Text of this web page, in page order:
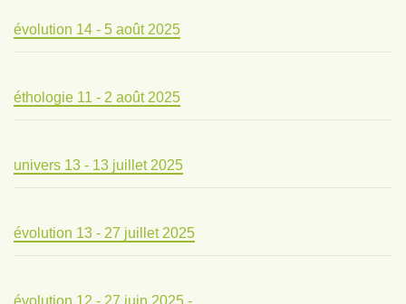
évolution 14 - 5 août 2025
éthologie 11 - 2 août 2025
univers 13 - 13 juillet 2025
évolution 13 - 27 juillet 2025
évolution 12 - 27 juin 2025 -